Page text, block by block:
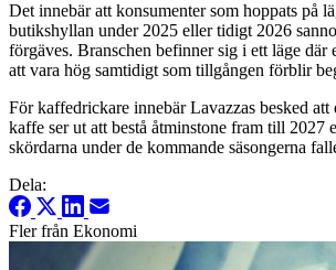
Det innebär att konsumenter som hoppats på
butikshyllan under 2025 eller tidigt 2026
förgäves. Branschen befinner sig i ett läge där
att vara hög samtidigt som tillgången förblir
För kaffedrickare innebär Lavazzas besked att
kaffe ser ut att bestå åtminstone fram till 2027
skördarna under de kommande säsongerna
Dela:
Fler från Ekonomi